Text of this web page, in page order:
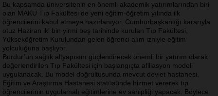
Bu kapsamda üniversitenin en önemli akademik yatırımlarından biri
olan MAKÜ Tıp Fakültesi de yeni eğitim-öğretim yılında ilk
öğrencilerini kabul etmeye hazırlanıyor. Cumhurbaşkanlığı kararıyla
otuz Haziran iki bin yirmi beş tarihinde kurulan Tıp Fakültesi,
Yükseköğretim Kurulundan gelen öğrenci alım izniyle eğitim
yolculuğuna başlıyor.
Burdur’un sağlık altyapısını güçlendirecek önemli bir yatırım olarak
değerlendirilen Tıp Fakültesi için başlangıçta afiliasyon modeli
uygulanacak. Bu model doğrultusunda mevcut devlet hastanesi,
Eğitim ve Araştırma Hastanesi statüsünde hizmet vererek tıp
öğrencilerinin uygulamalı eğitimlerine ev sahipliği yapacak. Böylece